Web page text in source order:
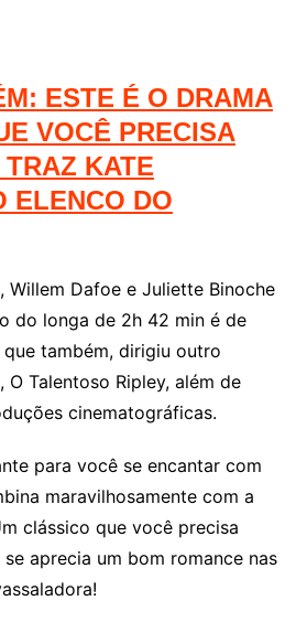
ESTE É O DRAMA
VOCÊ PRECISA
KATE
ELENCO DO
Willem Dafoe e Juliette Binoche
do longa de 2h 42 min é de
também, dirigiu outro
Talentoso Ripley, além de
cinematográficas.
para você se encantar com
maravilhosamente com a
clássico que você precisa
aprecia um bom romance nas